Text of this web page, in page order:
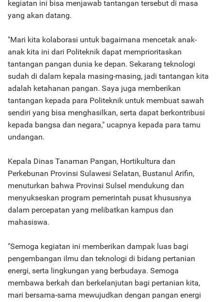
kegiatan ini bisa menjawab tantangan tersebut di masa
yang akan datang.
"Mari kita kolaborasi untuk bagaimana mencetak anak-
anak kita ini dari Politeknik dapat memprioritaskan
tantangan pangan dunia ke depan. Sekarang teknologi
sudah di dalam kepala masing-masing, jadi tantangan kita
adalah ketahanan pangan. Saya juga memberikan
tantangan kepada para Politeknik untuk membuat sawah
sendiri yang bisa menghasilkan, serta dapat berkontribusi
kepada bangsa dan negara," ucapnya kepada para tamu
undangan.
Kepala Dinas Tanaman Pangan, Hortikultura dan
Perkebunan Provinsi Sulawesi Selatan, Bustanul Arifin,
menuturkan bahwa Provinsi Sulsel mendukung dan
menyukseskan program pemerintah pusat khususnya
dalam percepatan yang melibatkan kampus dan
mahasiswa.
"Semoga kegiatan ini memberikan dampak luas bagi
pengembangan ilmu dan teknologi di bidang pertanian
energi, serta lingkungan yang berbudaya. Semoga
membawa berkah dan berkelanjutan bagi pertanian kita,
mari bersama-sama mewujudkan dengan pangan energi